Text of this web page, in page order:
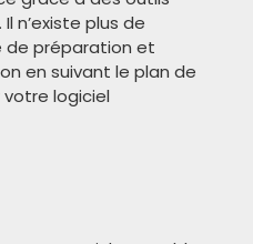
n’existe plus de
de préparation et
en suivant le plan de
logiciel